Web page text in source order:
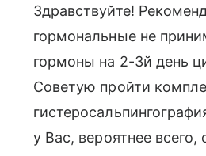
Здравствуйте!
гормональные не
гормоны на 2-3й день
Советую пройти
у Вас, вероятнее